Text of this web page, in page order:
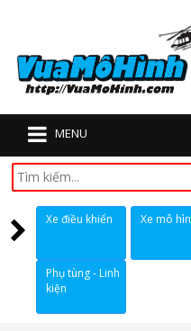
MENU
Xe điều khiển Xe mô
Phụ tùng - Linh
kiện